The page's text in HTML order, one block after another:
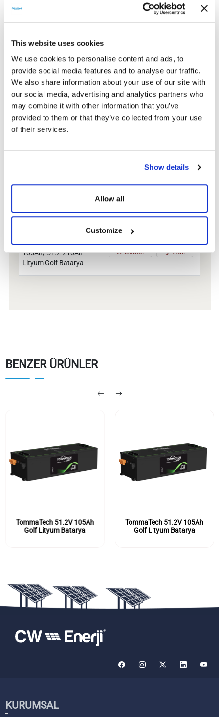
This website uses cookies
We use cookies to personalise content and ads, to
provide social media features and to analyse our traffic.
We also share information about your use of our site with
our social media, advertising and analytics partners who
may combine it with other information that you’ve
provided to them or that they’ve collected from your use
of their services.
Show details
Allow all
Customize
4G Modülü
Ürün konumu takibi yapabilmenize olanak sağlarken, uzaktan
5 Yıl Garanti
5 yıl garanti ile sorunsuz bir deneyim sunar.
Teknik Doküman
Teknik Dokümanlar
CE Belgeleri
TommaTech 51.2-
105Ah/ 51.2-210Ah
Lityum Golf Batarya
Göster İndir
BENZER ÜRÜNLER
TommaTech 51.2V 105Ah
Golf Lityum Batarya
TommaTech 51.2V 105Ah
Golf Lityum Batarya
KURUMSAL